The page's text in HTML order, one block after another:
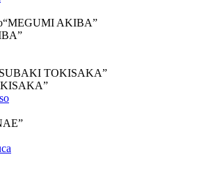
“MEGUMI AKIBA”
TOKISAKA”
”